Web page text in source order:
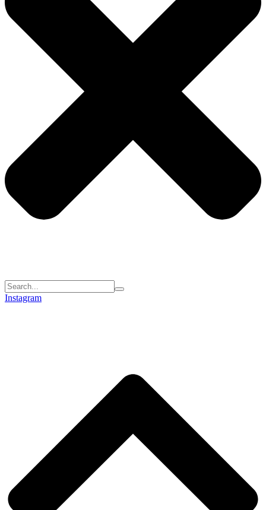
Instagram